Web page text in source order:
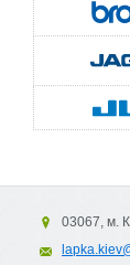
03067, м.